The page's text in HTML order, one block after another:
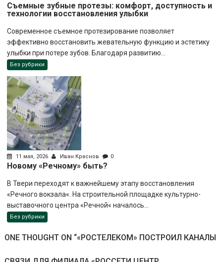
Съемные зубные протезы: комфорт, доступность и
технологии восстановления улыбки
Современное съемное протезирование позволяет
эффективно восстановить жевательную функцию и эстетику
улыбки при потере зубов. Благодаря развитию...
Без рубрики
11 мая, 2026 Иван Краснов 0
Новому «Речному» быть?
В Твери переходят к важнейшему этапу восстановления
«Речного вокзала«. На строительной площадке культурно-
выставочного центра «Речной« началось...
Без рубрики
ONE THOUGHT ON “«РОСТЕЛЕКОМ» ПОСТРОИЛ КАНАЛЫ